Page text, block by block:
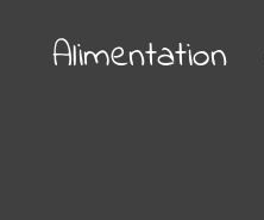
Alimentation